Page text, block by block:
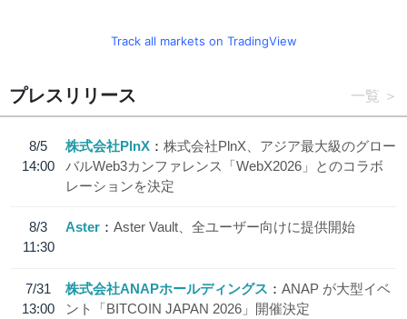
Track all markets on TradingView
プレスリリース 一覧
8/5
14:00
株式会社PlnX
株式会社PlnX、アジア最大級のグロー
バルWeb3カンファレンス「WebX2026」とのコラボ
レーションを決定
8/3
11:30
Aster Aster Vault、全ユーザー向けに提供開始
7/31
13:00
株式会社ANAPホールディングス
ANAP が大型イベ
ント「BITCOIN JAPAN 2026」開催決定